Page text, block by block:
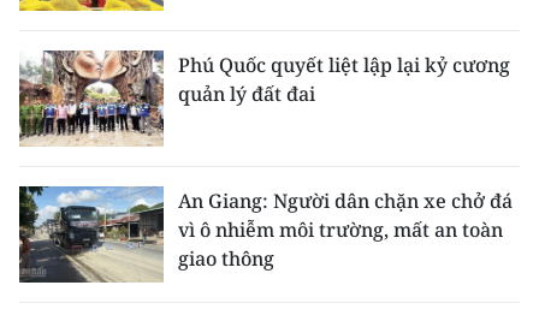
Phú Quốc quyết liệt lập lại kỷ cương
quản lý đất đai
An Giang: Người dân chặn xe chở đá
vì ô nhiễm môi trường, mất an toàn
giao thông